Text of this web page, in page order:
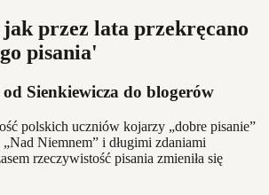
przez lata przekręcano
pisania'
Sienkiewicza do blogerów
polskich uczniów kojarzy „dobre pisanie”
Niemnem” i długimi zdaniami
rzeczywistość pisania zmieniła się